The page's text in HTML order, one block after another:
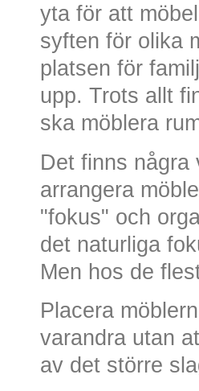
yta för att
syften för olika
platsen för
upp. Trots allt
ska möblera
Det finns några
arrangera
"fokus" och
det naturliga
Men hos de
Placera
varandra utan
av det större